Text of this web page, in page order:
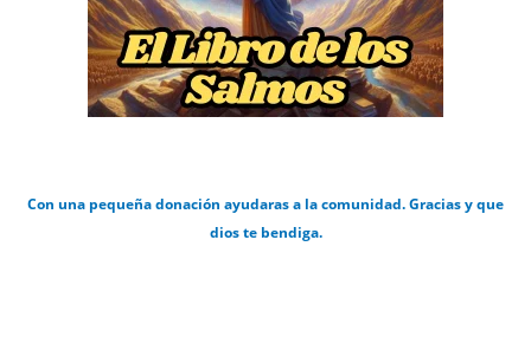
Con una pequeña donación ayudaras a la comunidad. Gracias y que
dios te bendiga.